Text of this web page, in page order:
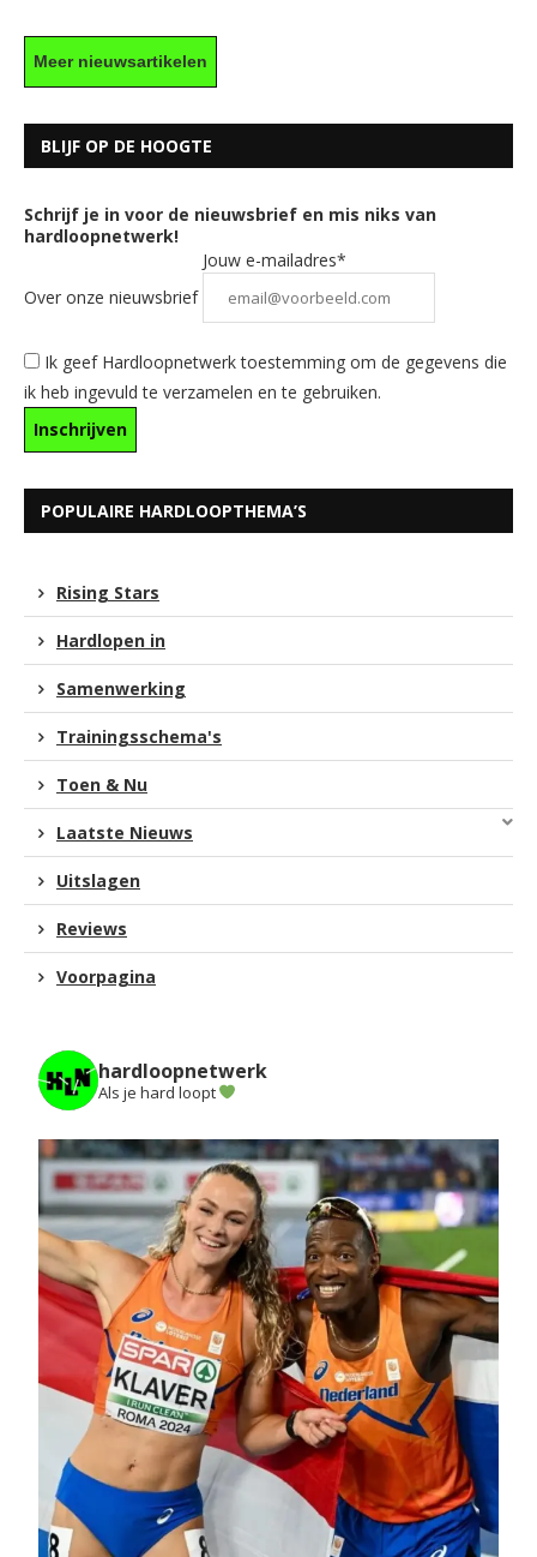
Meer nieuwsartikelen
BLIJF OP DE HOOGTE
Schrijf je in voor de nieuwsbrief en mis niks van
hardloopnetwerk!
Over onze nieuwsbrief
Jouw e-mailadres*
Ik geef Hardloopnetwerk toestemming om de gegevens die
ik heb ingevuld te verzamelen en te gebruiken.
POPULAIRE HARDLOOPTHEMA’S
Rising Stars
Hardlopen in
Samenwerking
Trainingsschema's
Toen & Nu
Laatste Nieuws
Uitslagen
Reviews
Voorpagina
hardloopnetwerk
Als je hard loopt